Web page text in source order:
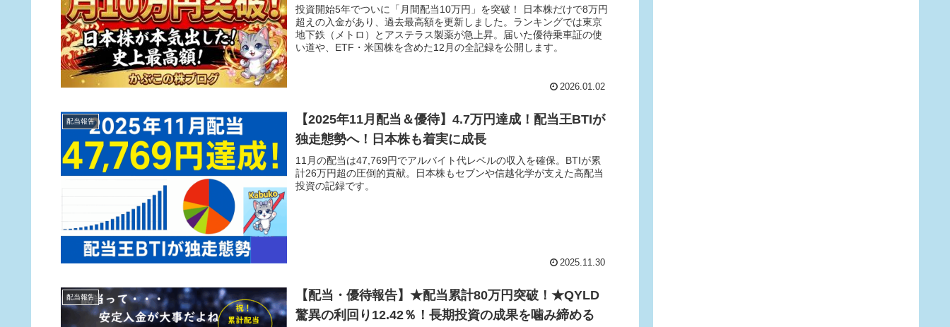
投資開始5年でついに「月間配当10万円」を突破！ 日本株だけで8万円
超えの入金があり、過去最高額を更新しました。ランキングでは東京
地下鉄（メトロ）とアステラス製薬が急上昇。届いた優待乗車証の使
い道や、ETF・米国株を含めた12月の全記録を公開します。
2026.01.02
配当報告
【2025年11月配当＆優待】4.7万円達成！配当王BTIが
独走態勢へ！日本株も着実に成長
11月の配当は47,769円でアルバイト代レベルの収入を確保。BTIが累
計26万円超の圧倒的貢献。日本株もセブンや信越化学が支えた高配当
投資の記録です。
2025.11.30
配当報告
【配当・優待報告】★配当累計80万円突破！★QYLD
驚異の利回り12.42％！長期投資の成果を噛み締める